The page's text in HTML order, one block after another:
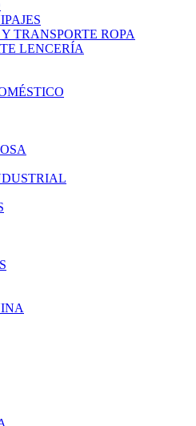
TRANSPORTE ROPA
LENCERÍA